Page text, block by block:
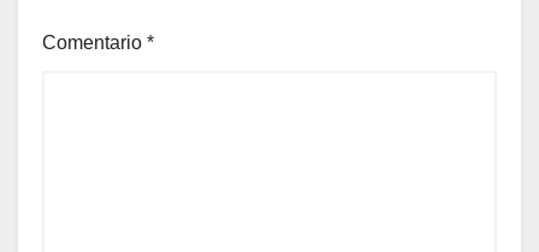
Comentario *